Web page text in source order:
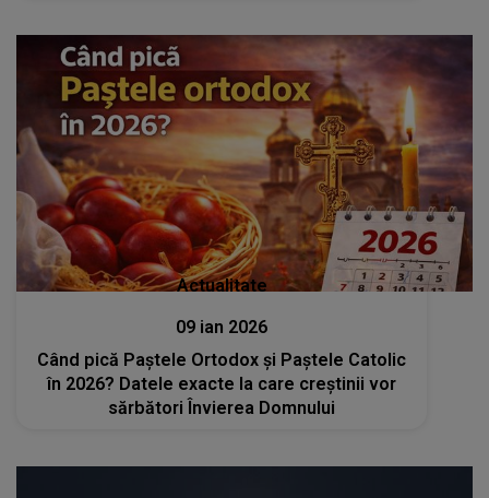
Actualitate
09 ian 2026
Când pică Paștele Ortodox și Paștele Catolic
în 2026? Datele exacte la care creștinii vor
sărbători Învierea Domnului